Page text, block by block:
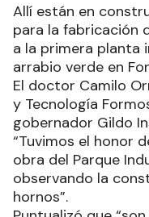
Allí están en
para la fabricación
a la primera planta
arrabio verde en
El doctor Camilo
y Tecnología
gobernador Gildo
“Tuvimos el honor
obra del Parque
observando la
hornos”.